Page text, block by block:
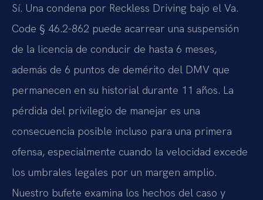
Sí. Una condena por Reckless Driving bajo el Va.
Code § 46.2-862 puede acarrear una suspensión
de la licencia de conducir de hasta 6 meses,
además de 6 puntos de demérito del DMV que
permanecen en su historial durante 11 años. La
pérdida del privilegio de manejar es una
consecuencia posible incluso para una primera
ofensa, especialmente cuando la velocidad excede
los umbrales legales por un margen amplio.
Nuestro bufete examina los hechos del caso y